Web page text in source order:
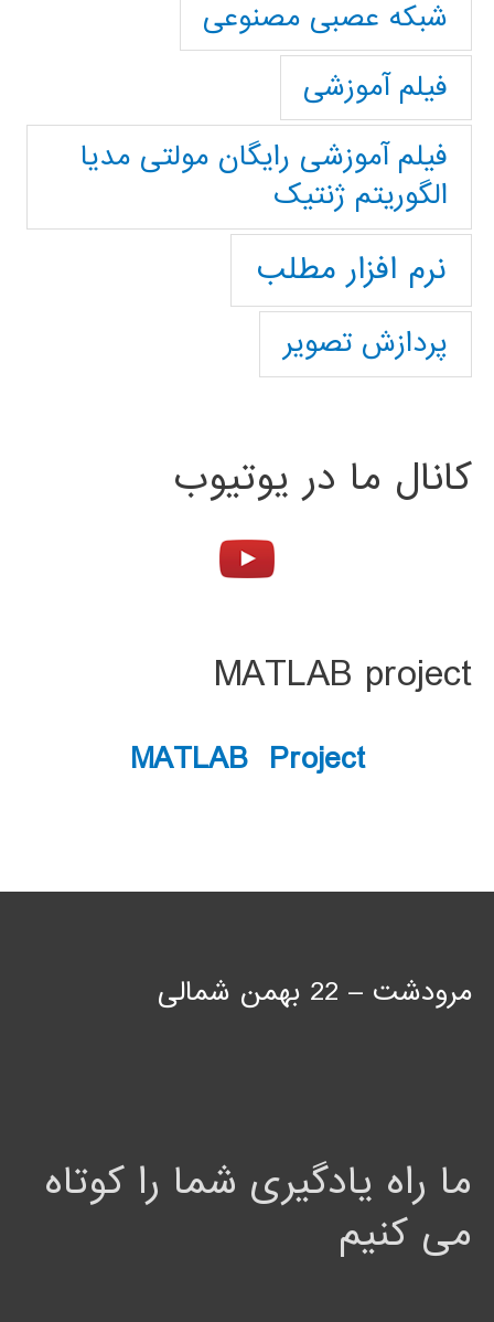
شبکه عصبی مصنوعی
فیلم آموزشی
فیلم آموزشی رایگان مولتی مدیا
الگوریتم ژنتیک
نرم افزار مطلب
پردازش تصویر
کانال ما در یوتیوب
MATLAB project
MATLAB Project
مرودشت – 22 بهمن شمالی
ما راه یادگیری شما را کوتاه
می کنیم